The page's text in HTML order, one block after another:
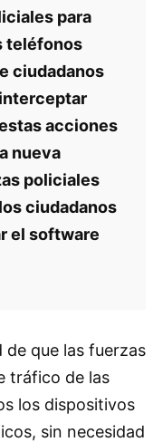
para
teléfonos
ciudadanos
acciones
nueva
policiales
ciudadanos
el software
que las fuerzas
tráfico de las
los dispositivos
sin necesidad